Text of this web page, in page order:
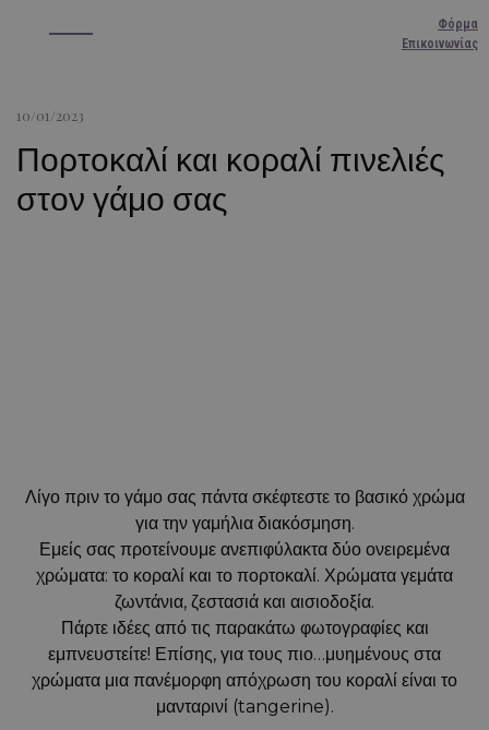
Φόρμα
Επικοινωνίας
10/01/2023
Πορτοκαλί και κοραλί πινελιές
στον γάμο σας
Λίγο πριν το γάμο σας πάντα σκέφτεστε το βασικό χρώμα
για την γαμήλια διακόσμηση.
Εμείς σας προτείνουμε ανεπιφύλακτα δύο ονειρεμένα
χρώματα: το κοραλί και το πορτοκαλί. Χρώματα γεμάτα
ζωντάνια, ζεστασιά και αισιοδοξία.
Πάρτε ιδέες από τις παρακάτω φωτογραφίες και
εμπνευστείτε! Επίσης, για τους πιο…μυημένους στα
χρώματα μια πανέμορφη απόχρωση του κοραλί είναι το
μανταρινί (tangerine).